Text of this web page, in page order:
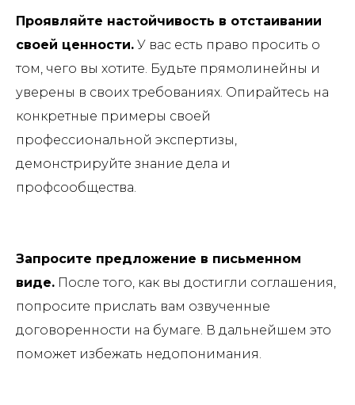
Проявляйте настойчивость в отстаивании
своей ценности. У вас есть право просить о
том, чего вы хотите. Будьте прямолинейны и
уверены в своих требованиях. Опирайтесь на
конкретные примеры своей
профессиональной экспертизы,
демонстрируйте знание дела и
профсообщества.
Запросите предложение в письменном
виде. После того, как вы достигли соглашения,
попросите прислать вам озвученные
договоренности на бумаге. В дальнейшем это
поможет избежать недопонимания.